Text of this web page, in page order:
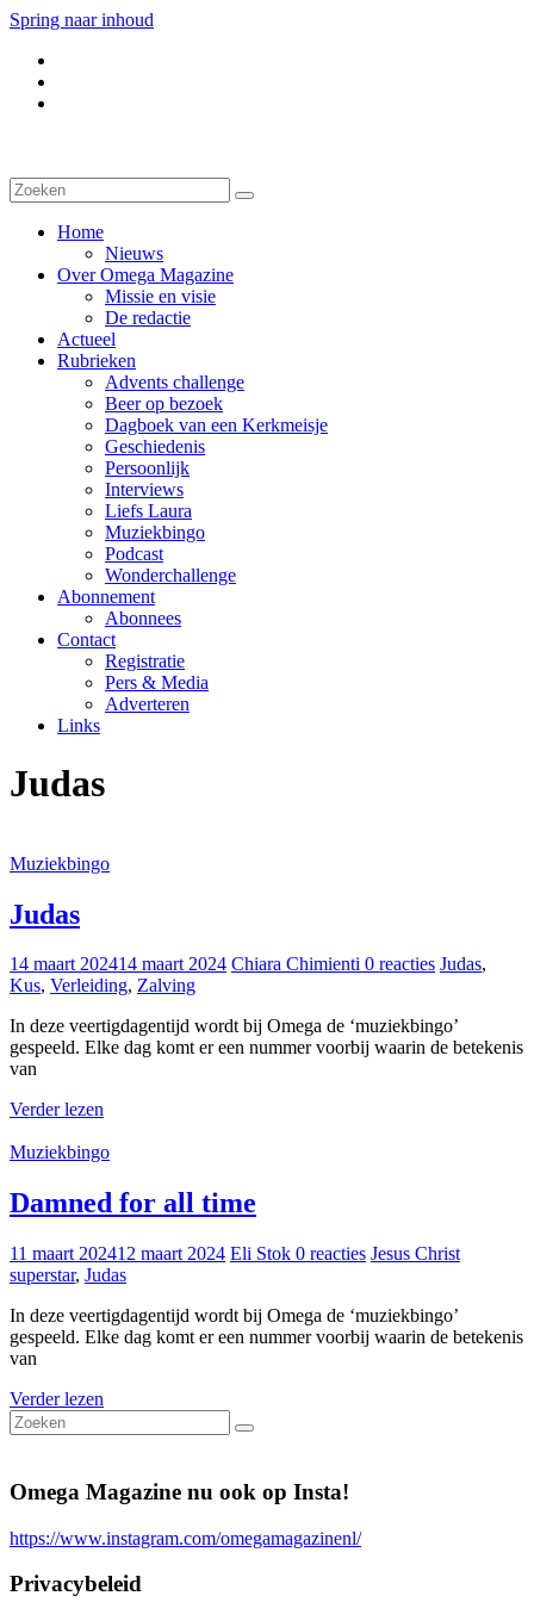
Spring naar inhoud
Home
Nieuws
Over Omega Magazine
Missie en visie
De redactie
Actueel
Rubrieken
Advents challenge
Beer op bezoek
Dagboek van een Kerkmeisje
Geschiedenis
Persoonlijk
Interviews
Liefs Laura
Muziekbingo
Podcast
Wonderchallenge
Abonnement
Abonnees
Contact
Registratie
Pers & Media
Adverteren
Links
Judas
Muziekbingo
Judas
14 maart 202414 maart 2024 Chiara Chimienti 0 reacties Judas,
Kus, Verleiding, Zalving
In deze veertigdagentijd wordt bij Omega de ‘muziekbingo’
gespeeld. Elke dag komt er een nummer voorbij waarin de betekenis
van
Verder lezen
Muziekbingo
Damned for all time
11 maart 202412 maart 2024 Eli Stok 0 reacties Jesus Christ
superstar, Judas
In deze veertigdagentijd wordt bij Omega de ‘muziekbingo’
gespeeld. Elke dag komt er een nummer voorbij waarin de betekenis
van
Verder lezen
Omega Magazine nu ook op Insta!
https://www.instagram.com/omegamagazinenl/
Privacybeleid